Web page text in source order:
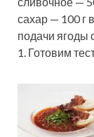
сахар — 100 г
подачи ягоды
1. Готовим